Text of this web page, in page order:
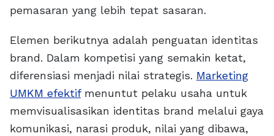
pemasaran yang lebih tepat sasaran.
Elemen berikutnya adalah penguatan identitas
brand. Dalam kompetisi yang semakin ketat,
diferensiasi menjadi nilai strategis. Marketing
UMKM efektifmenuntut pelaku usaha untuk
memvisualisasikan identitas brand melalui gaya
komunikasi, narasi produk, nilai yang dibawa,